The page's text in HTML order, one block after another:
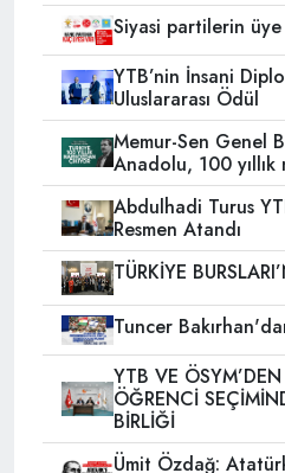
Siyasi partilerin üye
YTB’nin İnsani
Uluslararası Ödül
Memur-Sen Genel
Anadolu, 100 yıllık
Abdulhadi Turus
Resmen Atandı
TÜRKİYE
Tuncer
YTB VE
ÖĞRENCİ
BİRLİĞİ
Ümit Özdağ: